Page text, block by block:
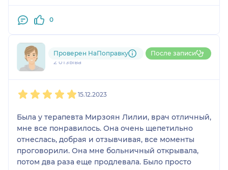
0
Валерия
2 отзыва
Проверен НаПоправку После записи
15.12.2023
Была у терапевта Мирзоян Лилии, врач отличный,
мне все понравилось. Она очень щепетильно
отнеслась, добрая и отзывчивая, все моменты
проговорили. Она мне больничный открывала,
потом два раза еще продлевала. Было просто